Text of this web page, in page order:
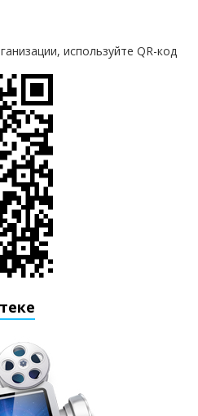
используйте QR-код